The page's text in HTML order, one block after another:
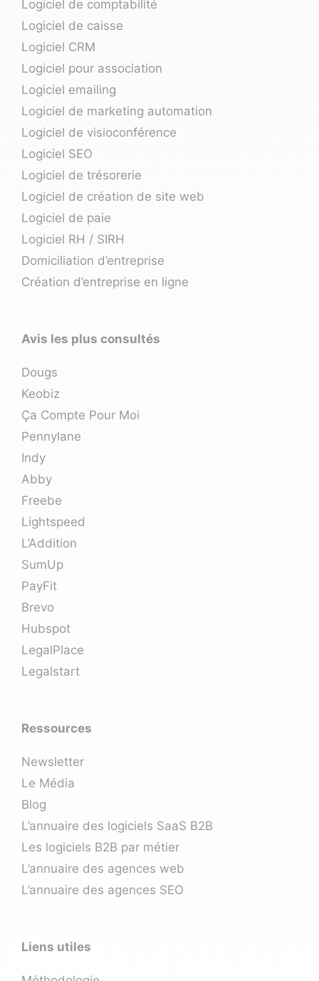
Logiciel de comptabilité
Logiciel de caisse
Logiciel CRM
Logiciel pour association
Logiciel emailing
Logiciel de marketing automation
Logiciel de visioconférence
Logiciel SEO
Logiciel de trésorerie
Logiciel de création de site web
Logiciel de paie
Logiciel RH / SIRH
Domiciliation d’entreprise
Création d’entreprise en ligne
Avis les plus consultés
Dougs
Keobiz
Ça Compte Pour Moi
Pennylane
Indy
Abby
Freebe
Lightspeed
L’Addition
SumUp
PayFit
Brevo
Hubspot
LegalPlace
Legalstart
Ressources
Newsletter
Le Média
Blog
L’annuaire des logiciels SaaS B2B
Les logiciels B2B par métier
L’annuaire des agences web
L’annuaire des agences SEO
Liens utiles